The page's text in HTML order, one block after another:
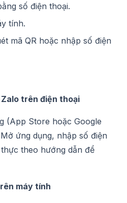
số điện thoại.
tính.
mã QR hoặc nhập số điện
trên điện thoại
(App Store hoặc Google
ứng dụng, nhập số điện
theo hướng dẫn để
máy tính